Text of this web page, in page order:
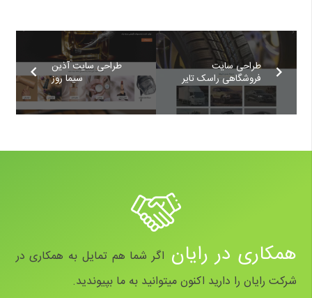
طراحی سایت آذین
سیما روز
طراحی سایت
فروشگاهی راسک تایر
همکاری در رایان اگر شما هم تمایل به همکاری در
شرکت رایان را دارید اکنون میتوانید به ما بپیوندید.